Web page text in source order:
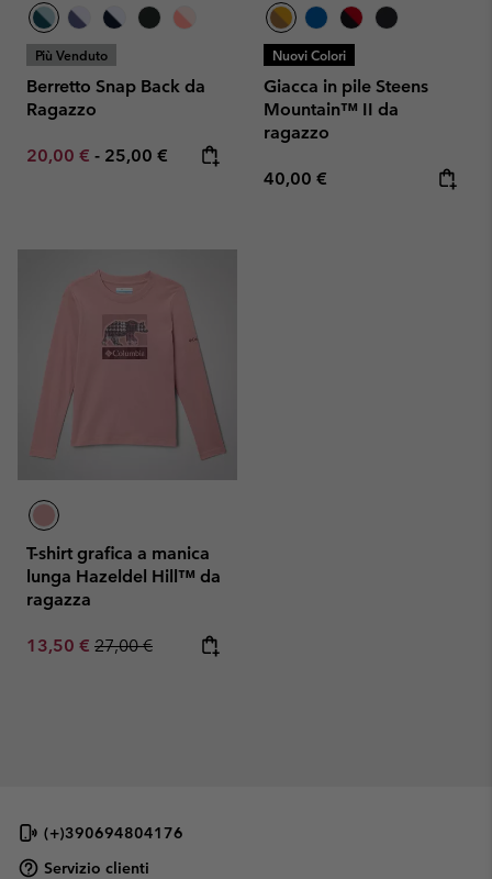
Più Venduto
Berretto Snap Back da
Ragazzo
Minimum sale price:
20,00 € - Maximum price:
25,00 €
Nuovi Colori
Giacca in pile Steens
Mountain™ II da
ragazzo
Regular price:
40,00 €
T-shirt grafica a manica
lunga Hazeldel Hill™ da
ragazza
Sale price:
13,50 € Regular price:
27,00 €
(+)390694804176
Servizio clienti